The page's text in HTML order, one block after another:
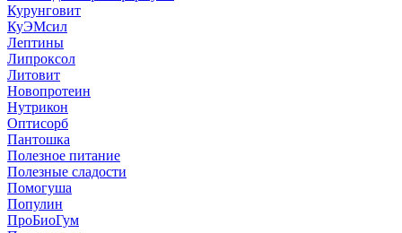
Курунговит
КуЭМсил
Лептины
Липроксол
Литовит
Новопротеин
Нутрикон
Оптисорб
Пантошка
Полезное питание
Полезные сладости
Помогуша
Популин
ПроБиоГум